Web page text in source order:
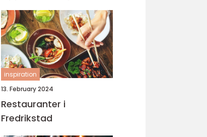
Østfold
inspiration
13. February 2024
Restauranter i
Fredrikstad